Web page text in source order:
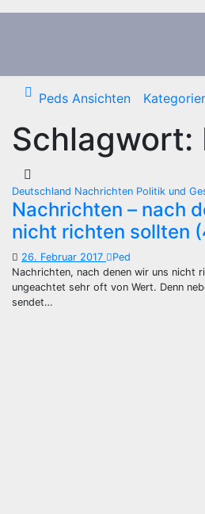
Zum
Peds Ansichten
Schlagwort:
Deutschland Nachrichten Politik und
Nachrichten – nach
nicht richten sollten
26. Februar 2017
Ped
Nachrichten, nach denen wir uns nicht
ungeachtet sehr oft von Wert. Denn
sendet…